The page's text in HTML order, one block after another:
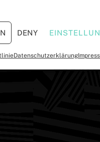
DENY
Datenschutzerklärung